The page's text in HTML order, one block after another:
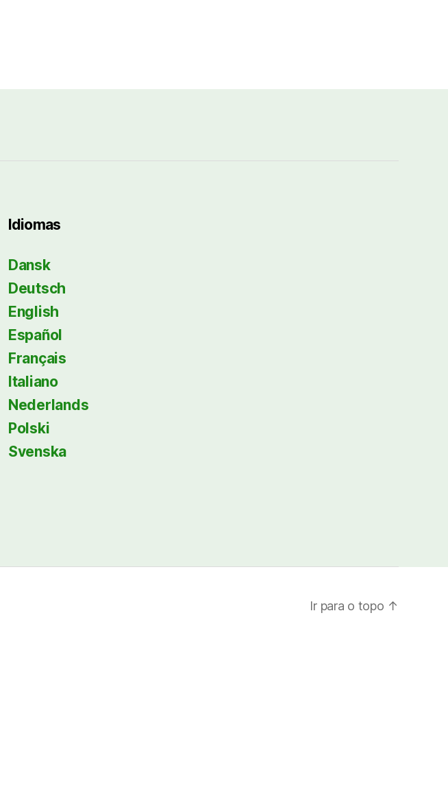
Idiomas
Dansk
Deutsch
English
Español
Français
Italiano
Nederlands
Polski
Svenska
Ir para o topo ↑